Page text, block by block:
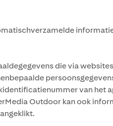
die via
van het
Outdoor kan ook